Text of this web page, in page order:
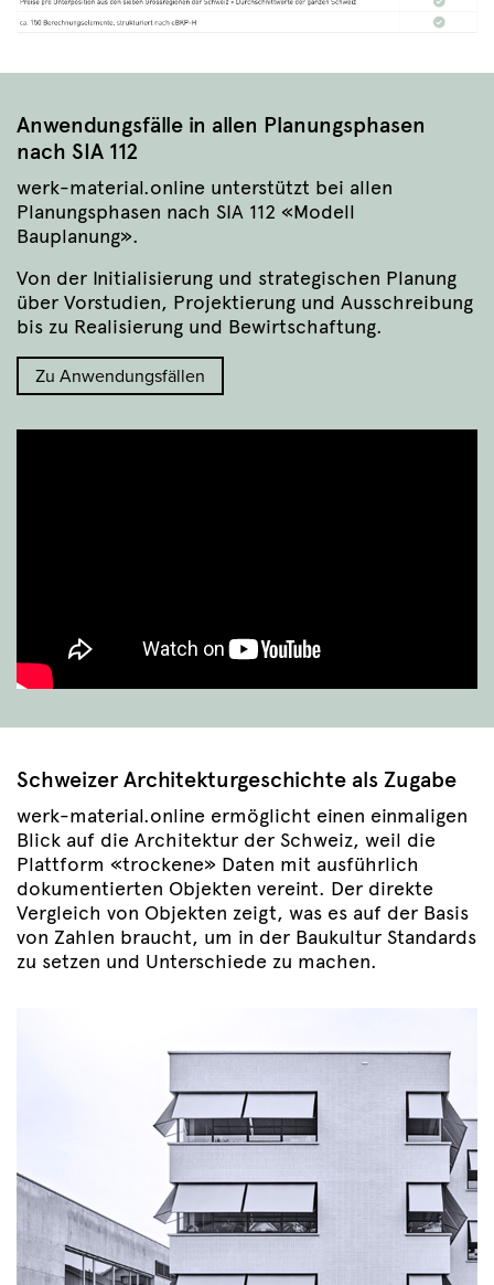
Anwendungsfälle in allen Planungsphasen
nach SIA 112
werk-material.online unterstützt bei allen
Planungsphasen nach SIA 112 «Modell
Bauplanung».
Von der Initialisierung und strategischen Planung
über Vorstudien, Projektierung und Ausschreibung
bis zu Realisierung und Bewirtschaftung.
Zu Anwendungsfällen
Schweizer Architekturgeschichte als Zugabe
werk-material.online ermöglicht einen einmaligen
Blick auf die Architektur der Schweiz, weil die
Plattform «trockene» Daten mit ausführlich
dokumentierten Objekten vereint. Der direkte
Vergleich von Objekten zeigt, was es auf der Basis
von Zahlen braucht, um in der Baukultur Standards
zu setzen und Unterschiede zu machen.